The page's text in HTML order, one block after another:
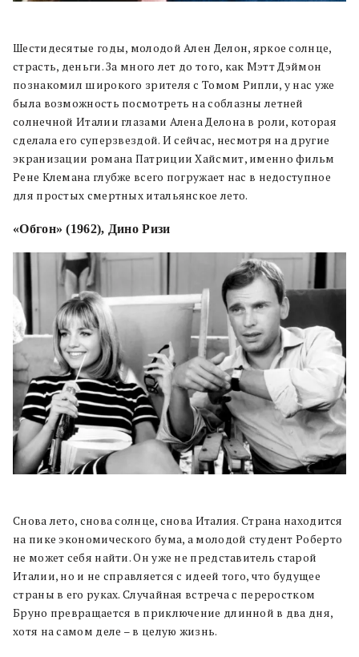
Шестидесятые годы, молодой Ален Делон, яркое солнце,
страсть, деньги. За много лет до того, как Мэтт Дэймон
познакомил широкого зрителя с Томом Рипли, у нас уже
была возможность посмотреть на соблазны летней
солнечной Италии глазами Алена Делона в роли, которая
сделала его суперзвездой. И сейчас, несмотря на другие
экранизации романа Патриции Хайсмит, именно фильм
Рене Клемана глубже всего погружает нас в недоступное
для простых смертных итальянское лето.
«Обгон» (1962), Дино Ризи
Снова лето, снова солнце, снова Италия. Страна находится
на пике экономического бума, а молодой студент Роберто
не может себя найти. Он уже не представитель старой
Италии, но и не справляется с идеей того, что будущее
страны в его руках. Случайная встреча с переростком
Бруно превращается в приключение длинной в два дня,
хотя на самом деле – в целую жизнь.